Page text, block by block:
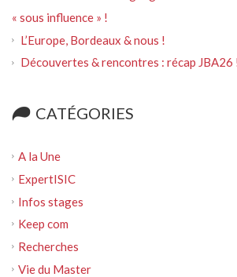
« sous influence » !
L’Europe, Bordeaux & nous !
Découvertes & rencontres : récap JBA26
CATÉGORIES
A la Une
ExpertISIC
Infos stages
Keep com
Recherches
Vie du Master